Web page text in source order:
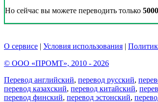
Но сейчас вы можете переводить только 5000
О сервисе | Условия использования |
© ООО «ПРОМТ», 2010 - 2026
Перевод английский, перевод русский,
перевод казахский, перевод китайский,
перевод финский, перевод эстонский,